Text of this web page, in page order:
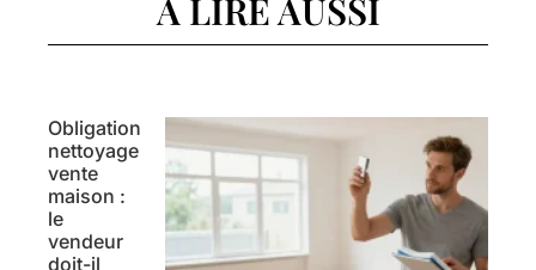
A LIRE AUSSI
Obligation
nettoyage
vente
maison :
le
vendeur
doit-il